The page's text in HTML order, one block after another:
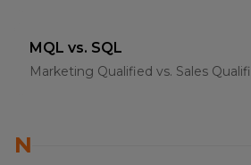
MQL vs. SQL
Marketing Qualified vs. Sales
N